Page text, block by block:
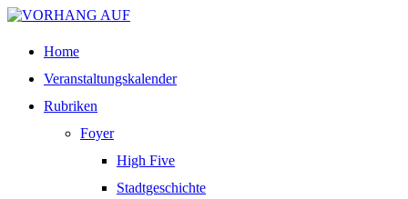
Home
Veranstaltungskalender
Rubriken
Foyer
High Five
Stadtgeschichte